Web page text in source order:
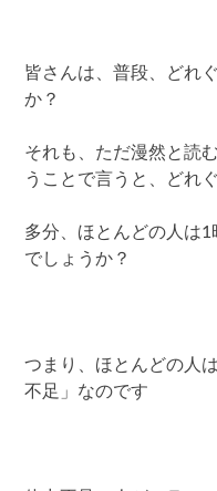
皆さんは、普段、どれ
か？
それも、ただ漫然と読
うことで言うと、どれ
多分、ほとんどの人は
でしょうか？
つまり、ほとんどの人
不足」なのです